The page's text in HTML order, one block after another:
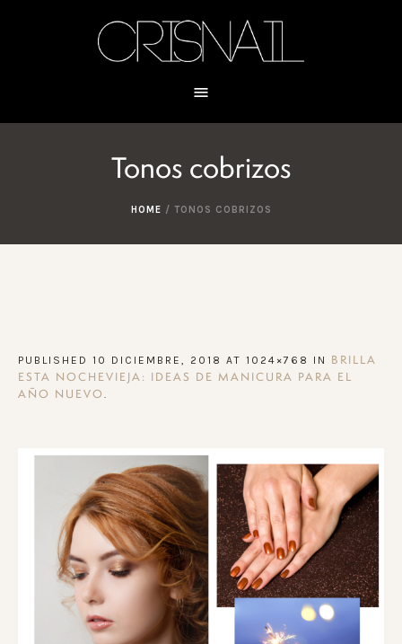
Tonos cobrizos
HOME / TONOS COBRIZOS
PUBLISHED 10 DICIEMBRE, 2018 AT 1024×768 IN
BRILLA
ESTA NOCHEVIEJA: IDEAS DE MANICURA PARA EL
AÑO NUEVO .